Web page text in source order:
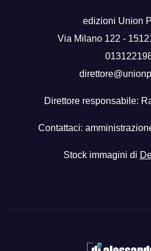
edizioni Union
Via Milano 122 -
Direttore responsabile:
Contattaci:
Stock immagini di